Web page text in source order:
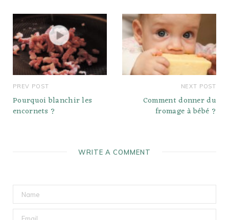
PREV POST
Pourquoi blanchir les
encornets ?
NEXT POST
Comment donner du
fromage à bébé ?
WRITE A COMMENT